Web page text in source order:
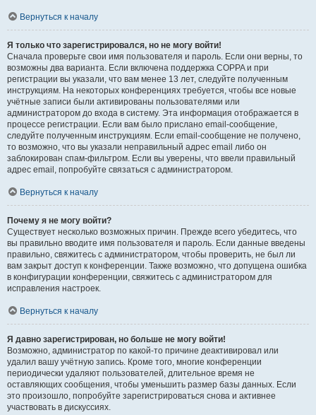
Вернуться к началу
Я только что зарегистрировался, но не могу войти!
Сначала проверьте свои имя пользователя и пароль. Если они верны, то
возможны два варианта. Если включена поддержка COPPA и при
регистрации вы указали, что вам менее 13 лет, следуйте полученным
инструкциям. На некоторых конференциях требуется, чтобы все новые
учётные записи были активированы пользователями или
администратором до входа в систему. Эта информация отображается в
процессе регистрации. Если вам было прислано email-сообщение,
следуйте полученным инструкциям. Если email-сообщение не получено,
то возможно, что вы указали неправильный адрес email либо он
заблокирован спам-фильтром. Если вы уверены, что ввели правильный
адрес email, попробуйте связаться с администратором.
Вернуться к началу
Почему я не могу войти?
Существует несколько возможных причин. Прежде всего убедитесь, что
вы правильно вводите имя пользователя и пароль. Если данные введены
правильно, свяжитесь с администратором, чтобы проверить, не был ли
вам закрыт доступ к конференции. Также возможно, что допущена ошибка
в конфигурации конференции, свяжитесь с администратором для
исправления настроек.
Вернуться к началу
Я давно зарегистрирован, но больше не могу войти!
Возможно, администратор по какой-то причине деактивировал или
удалил вашу учётную запись. Кроме того, многие конференции
периодически удаляют пользователей, длительное время не
оставляющих сообщения, чтобы уменьшить размер базы данных. Если
это произошло, попробуйте зарегистрироваться снова и активнее
участвовать в дискуссиях.